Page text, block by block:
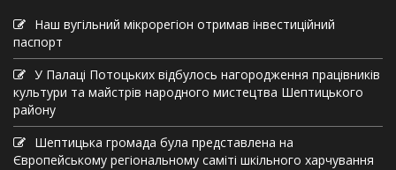
Наш вугільний мікрорегіон отримав інвеcтиційний
паспорт
У Палаці Потоцьких відбулось нагородження працівників
культури та майстрів народного мистецтва Шептицького
району
Шептицька громада була представлена на
Європейському регіональному саміті шкільного харчування